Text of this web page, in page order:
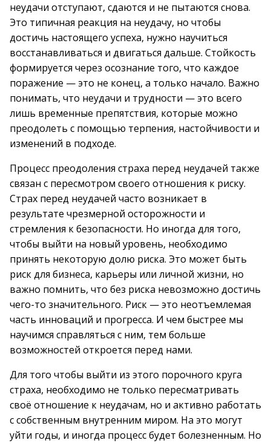
неудачи отступают, сдаются и не пытаются снова.
Это типичная реакция на неудачу, но чтобы
достичь настоящего успеха, нужно научиться
восстанавливаться и двигаться дальше. Стойкость
формируется через осознание того, что каждое
поражение — это не конец, а только начало. Важно
понимать, что неудачи и трудности — это всего
лишь временные препятствия, которые можно
преодолеть с помощью терпения, настойчивости и
изменений в подходе.
Процесс преодоления страха перед неудачей также
связан с пересмотром своего отношения к риску.
Страх перед неудачей часто возникает в
результате чрезмерной осторожности и
стремления к безопасности. Но иногда для того,
чтобы выйти на новый уровень, необходимо
принять некоторую долю риска. Это может быть
риск для бизнеса, карьеры или личной жизни, но
важно помнить, что без риска невозможно достичь
чего-то значительного. Риск — это неотъемлемая
часть инноваций и прогресса. И чем быстрее мы
научимся справляться с ним, тем больше
возможностей откроется перед нами.
Для того чтобы выйти из этого порочного круга
страха, необходимо не только пересматривать
своё отношение к неудачам, но и активно работать
с собственным внутренним миром. На это могут
уйти годы, и иногда процесс будет болезненным. Но